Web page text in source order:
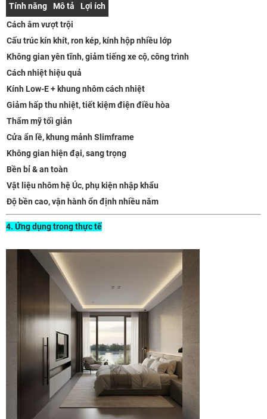
Tính năng
Mô tả
Lợi ích
Cách âm vượt trội
Cấu trúc kín khít, ron kép, kính hộp nhiều lớp
Không gian yên tĩnh, giảm tiếng xe cộ, công trình
Cách nhiệt hiệu quả
Kính Low-E + khung nhôm cách nhiệt
Giảm hấp thu nhiệt, tiết kiệm điện điều hòa
Thẩm mỹ tối giản
Cửa ẩn lề, khung mảnh Slimframe
Không gian hiện đại, sang trọng
Bền bỉ & an toàn
Vật liệu nhôm hệ Úc, phụ kiện nhập khẩu
Độ bền cao, vận hành ổn định nhiều năm
4. Ứng dụng trong thực tế